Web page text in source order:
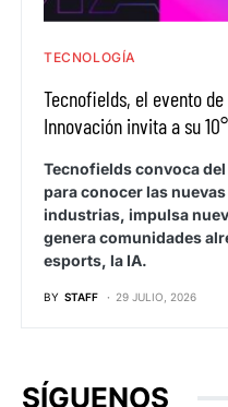
TECNOLOGÍA
Tecnofields, el evento
Innovación invita a su
Tecnofields convoca del
para conocer las
industrias, impulsa
genera comunidades
esports, la IA.
BY STAFF 29 JULIO, 2026
SÍGUENOS